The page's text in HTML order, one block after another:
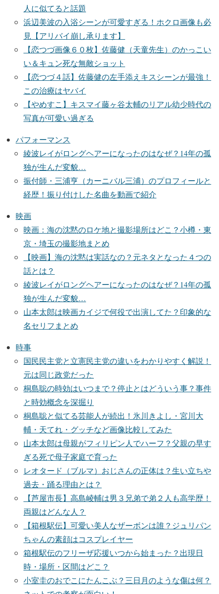
人に似てると話題
浜辺美波の入浴シーンが可愛すぎる！ホクロ画像も必
見【アリバイ崩し承ります】
【恋つづ画像６０枚】佐藤健（天童先生）のかっこい
い＆キュン死な無敵ショット
【恋つづ４話】佐藤健の左手添えキスシーンが最強！
この治療はヤバイ
【やめすこ】キスマイ藤ヶ谷太輔のリアル幼少時代の
写真が可愛い過ぎる
パフォーマンス
綾波レイがロングヘアーになったのはなぜ？14年の孤
独が生んだ変貌…
振付師・三浦亨（カーニバル三浦）のプロフィールと
経歴！振り付けした名曲を動画で紹介
映画
映画：海の沈黙のロケ地と撮影場所はどこ？小樽・東
京・埼玉の撮影地まとめ
【映画】海の沈黙は実話なの？元ネタとなった４つの
話とは？
綾波レイがロングヘアーになったのはなぜ？14年の孤
独が生んだ変貌…
山本太郎は映画カイジで何役で出演してた？印象的な
名セリフまとめ
時事
国民民主党と立憲民主党の違いをわかりやすく解説！
元は同じ政党だった
桐島聡の時効はいつまで？停止とはどういう事？事件
と時効概念を深掘り
桐島聡と似てる芸能人が続出！氷川きよし・宮川大
輔・天てれ・グッチなど画像比較してみた
山本太郎は母親がフィリピン人でハーフ？父親の早す
ぎる死で母子家庭で育った
レオタード（ブルマ）おじさんの正体は？生い立ちや
過去・踊る理由とは？
【芦屋市長】高島崚輔は男３兄弟で弟２人も高学歴！
両親はどんな人？
【箱根駅伝】可愛い美人なザーボンは誰？ジュリパン
ちゃんの素顔はコスプレイヤー
箱根駅伝のフリーザ応援いつから始まった？出現日
時・場所・区間はどこ？
小室圭のおでこにたんこぶ？三日月のような傷は何？